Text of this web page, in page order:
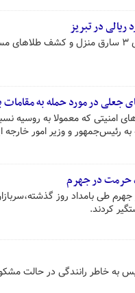
جعلی در مورد حمله به
رئیس‌جمهور و وزیر امور خارجه
حرمت در جهرم
طی بامداد روز
به خاطر رانندگی در حالت